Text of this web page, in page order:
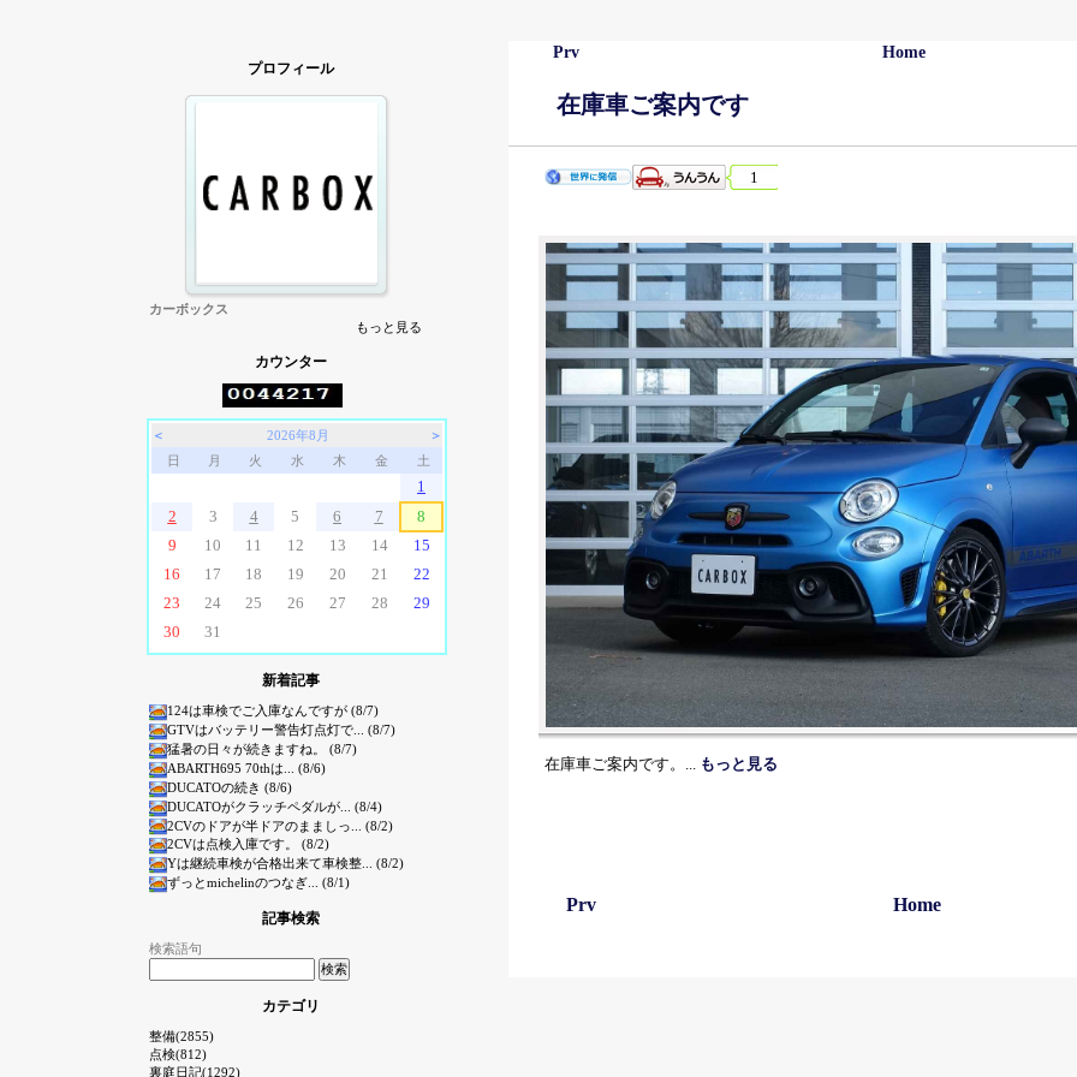
プロフィール
カーボックス
もっと見る
カウンター
＜ 2026年8月
＞
日
月 火 水 木 金 土
1
2
3 4 5 6 7
8
9
10 11 12 13 14
15
16
17 18 19 20 21
22
23
24 25 26 27 28
29
30
31
新着記事
124は車検でご入庫なんですが (8/7)
GTVはバッテリー警告灯点灯で... (8/7)
猛暑の日々が続きますね。 (8/7)
ABARTH695 70thは... (8/6)
DUCATOの続き (8/6)
DUCATOがクラッチペダルが... (8/4)
2CVのドアが半ドアのまましっ... (8/2)
2CVは点検入庫です。 (8/2)
Yは継続車検が合格出来て車検整... (8/2)
ずっとmichelinのつなぎ... (8/1)
記事検索
検索語句
カテゴリ
整備(2855)
点検(812)
裏庭日記(1292)
Prv Home
在庫車ご案内です
1
在庫車ご案内です。 もっと見る
Prv Home